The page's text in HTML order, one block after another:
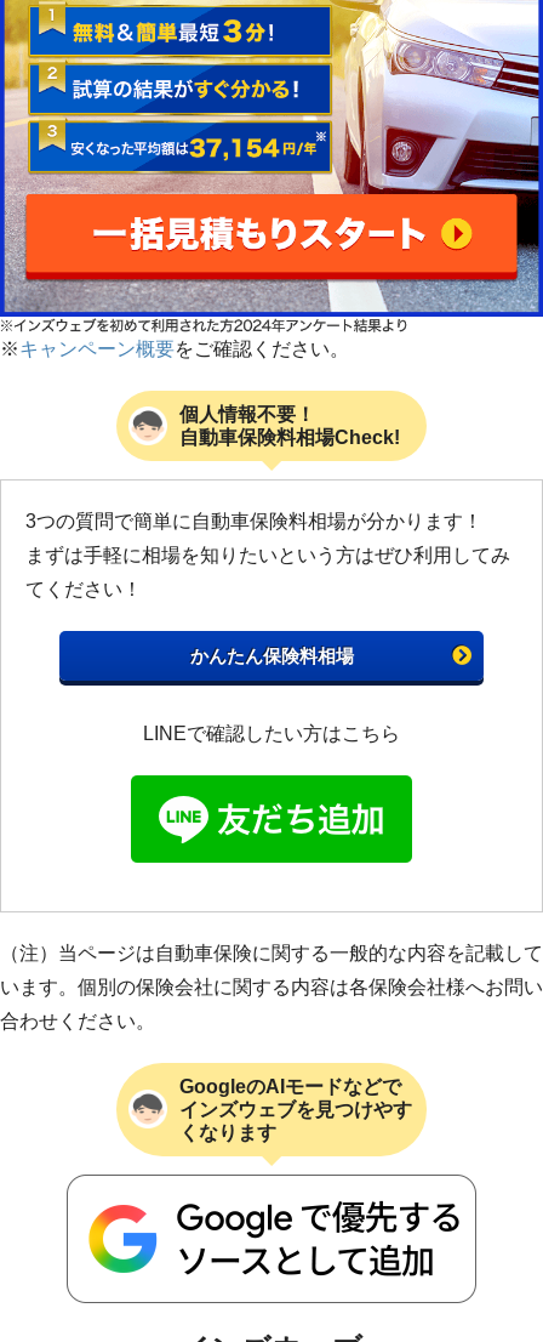
※キャンペーン概要をご確認ください。
個人情報不要！
自動車保険料相場Check!
3つの質問で簡単に自動車保険料相場が分かります！
まずは手軽に相場を知りたいという方はぜひ利用してみ
てください！
かんたん保険料相場
LINEで確認したい方はこちら
（注）当ページは自動車保険に関する一般的な内容を記載して
います。個別の保険会社に関する内容は各保険会社様へお問い
合わせください。
GoogleのAIモードなどで
インズウェブを見つけやす
くなります